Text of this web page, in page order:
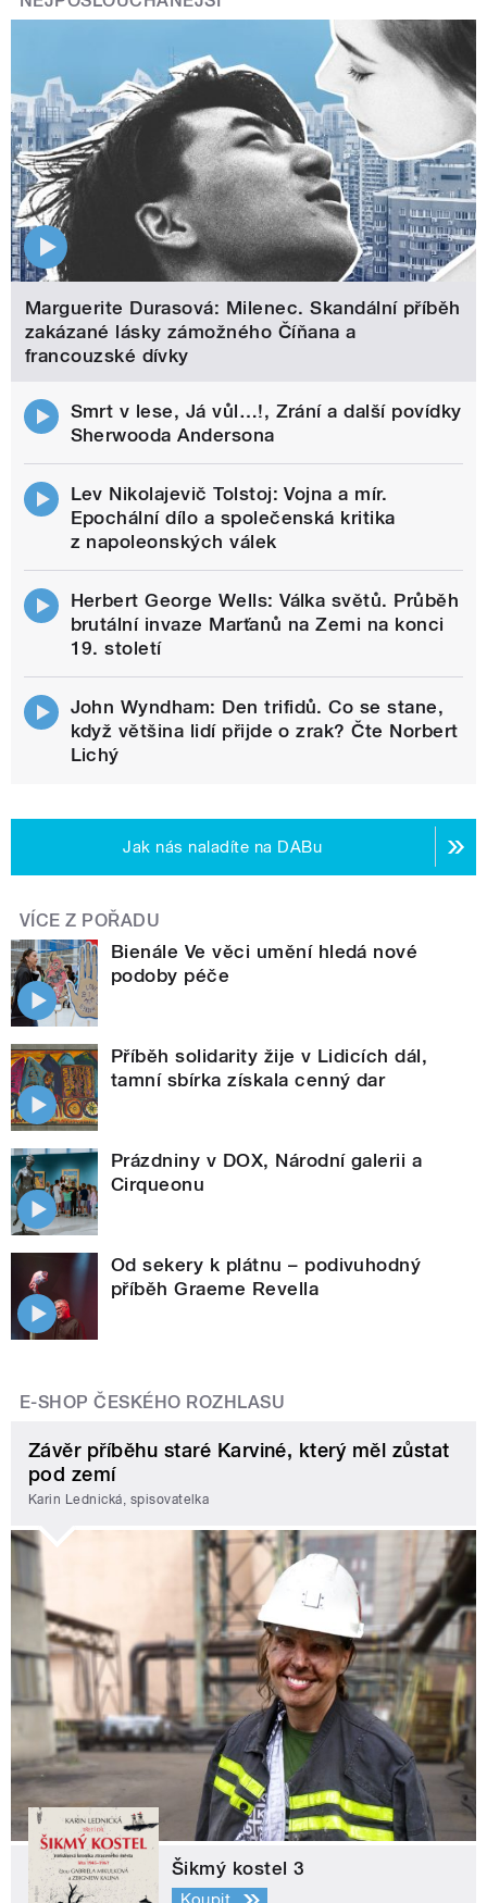
Marguerite Durasová: Milenec. Skandální příběh
zakázané lásky zámožného Číňana a
francouzské dívky
Smrt v lese, Já vůl…!, Zrání a další povídky
Sherwooda Andersona
Lev Nikolajevič Tolstoj: Vojna a mír.
Epochální dílo a společenská kritika
z napoleonských válek
Herbert George Wells: Válka světů. Průběh
brutální invaze Marťanů na Zemi na konci
19. století
John Wyndham: Den trifidů. Co se stane,
když většina lidí přijde o zrak? Čte Norbert
Lichý
Jak nás naladíte na DABu
VÍCE Z POŘADU
Bienále Ve věci umění hledá nové
podoby péče
Příběh solidarity žije v Lidicích dál,
tamní sbírka získala cenný dar
Prázdniny v DOX, Národní galerii a
Cirqueonu
Od sekery k plátnu – podivuhodný
příběh Graeme Revella
E-SHOP ČESKÉHO ROZHLASU
Závěr příběhu staré Karviné, který měl zůstat
pod zemí
Karin Lednická, spisovatelka
Šikmý kostel 3